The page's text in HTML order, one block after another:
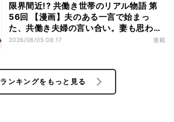
限界間近!? 共働き世帯のリアル物語 第
56回 【漫画】夫のある一言で始まっ
た、共働き夫婦の言い合い。妻も思わ
ず…
2026/08/05 08:17 連載
ランキングをもっと見る